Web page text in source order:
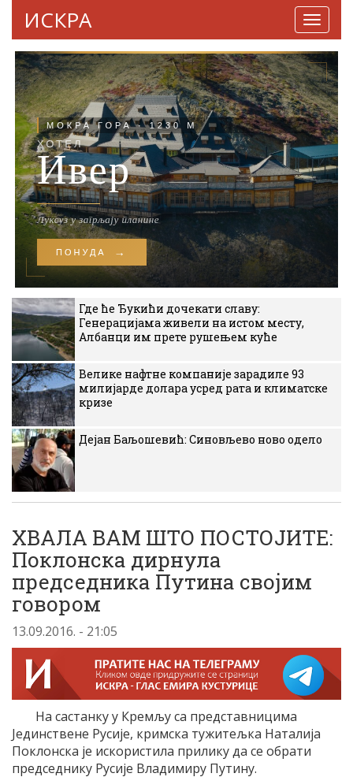
ИСКРА
Где ће Ђукићи дочекати славу:
Генерацијама живели на истом месту,
Албанци им прете рушењем куће
Велике нафтне компаније зарадиле 93
милијарде долара усред рата и климатске
кризе
Дејан Баљошевић: Синовљево ново одело
ХВАЛА ВАМ ШТО ПОСТОЈИТЕ:
Поклонска дирнула
председника Путина својим
говором
13.09.2016. - 21:05
На састанку у Кремљу са представницима
Јединствене Русије, кримска тужитељка Наталија
Поклонска је искористила прилику да се обрати
председнику Русије Владимиру Путину.